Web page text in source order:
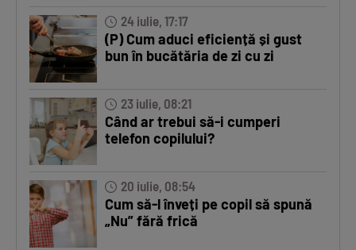
24 iulie, 17:17
(P) Cum aduci eficiență și gust
bun în bucătăria de zi cu zi
23 iulie, 08:21
Când ar trebui să-i cumperi
telefon copilului?
20 iulie, 08:54
Cum să-l înveți pe copil să spună
„Nu” fără frică